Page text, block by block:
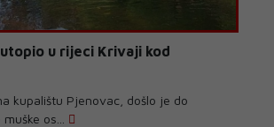
u rijeci Krivaji kod
kupalištu Pjenovac, došlo je do
os...